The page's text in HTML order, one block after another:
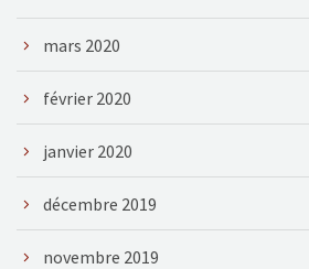
mars 2020
février 2020
janvier 2020
décembre 2019
novembre 2019